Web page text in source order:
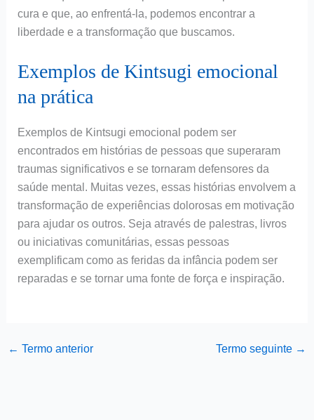
cura e que, ao enfrentá-la, podemos encontrar a
liberdade e a transformação que buscamos.
Exemplos de Kintsugi emocional
na prática
Exemplos de Kintsugi emocional podem ser
encontrados em histórias de pessoas que superaram
traumas significativos e se tornaram defensores da
saúde mental. Muitas vezes, essas histórias envolvem a
transformação de experiências dolorosas em motivação
para ajudar os outros. Seja através de palestras, livros
ou iniciativas comunitárias, essas pessoas
exemplificam como as feridas da infância podem ser
reparadas e se tornar uma fonte de força e inspiração.
← Termo anterior Termo seguinte →